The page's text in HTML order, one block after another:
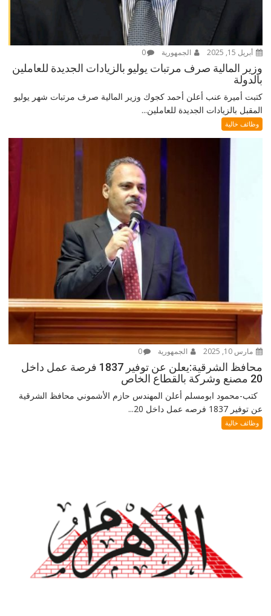
أبريل 15, 2025 الجمهورية 0
وزير المالية صرف مرتبات يوليو بالزيادات الجديدة للعاملين
بالدولة
كتبت أميرة عنب أعلن أحمد كجوك وزير المالية صرف مرتبات شهر يوليو
المقبل بالزيادات الجديدة للعاملين...
وظائف خالية
مارس 10, 2025 الجمهورية 0
محافظ الشرقية:يعلن عن توفير 1837 فرصة عمل داخل
20 مصنع وشركة بالقطاع الخاص
كتب-محمود ابومسلم أعلن المهندس حازم الأشموني محافظ الشرقية
عن توفير 1837 فرصه عمل داخل 20...
وظائف خالية